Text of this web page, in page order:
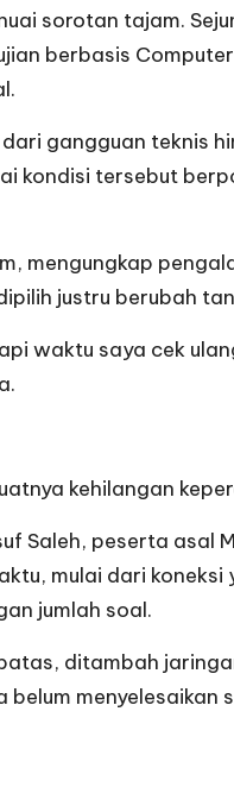
sorotan tajam.
berbasis
dari gangguan teknis
kondisi tersebut
mengungkap
justru berubah
waktu saya cek
kehilangan
Saleh, peserta asal
mulai dari
jumlah soal.
ditambah
menyelesaikan